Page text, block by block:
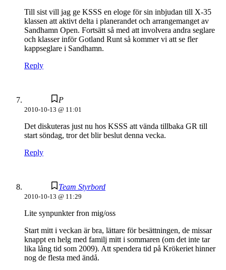
Till sist vill jag ge KSSS en eloge för sin inbjudan till X-35
klassen att aktivt delta i planerandet och arrangemanget av
Sandhamn Open. Fortsätt så med att involvera andra seglare
och klasser inför Gotland Runt så kommer vi att se fler
kappseglare i Sandhamn.
Reply
P
2010-10-13 @ 11:01
Det diskuteras just nu hos KSSS att vända tillbaka GR till
start söndag, tror det blir beslut denna vecka.
Reply
Team Styrbord
2010-10-13 @ 11:29
Lite synpunkter fron mig/oss
Start mitt i veckan är bra, lättare för besättningen, de missar
knappt en helg med familj mitt i sommaren (om det inte tar
lika lång tid som 2009). Att spendera tid på Krökeriet hinner
nog de flesta med ändå.